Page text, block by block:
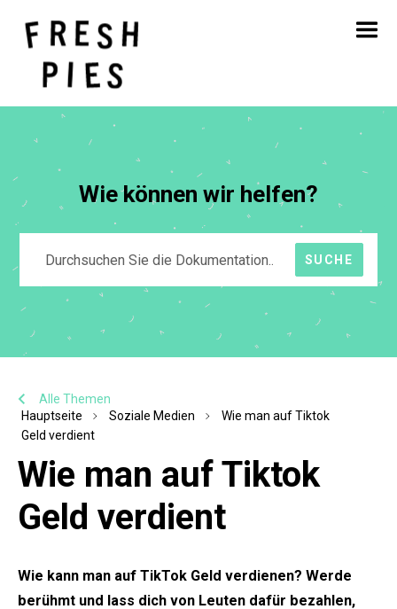
Startseite
Über
Unsere Arbeit
Wie können wir helfen?
SUCHE
Alle Themen
Hauptseite
Soziale Medien
Wie man auf Tiktok
Geld verdient
Wie man auf Tiktok
Geld verdient
Wie kann man auf TikTok Geld verdienen? Werde
berühmt und lass dich von Leuten dafür bezahlen,